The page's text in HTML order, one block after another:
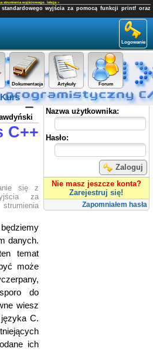
strumienia wyjściowego, lekcja»
standardowego wyjścia za pomocą funkcji printf oraz
Logowanie
Dokumentacja Artykuły Forum
Panel użytkownika
Nazwa użytkownika:
Hasło:
Zaloguj
Nie masz jeszcze konta?
Zarejestruj się!
Zapomniałem hasła
Kurs
C++
się z
za
danych.
temat
może
do
wiesz
C.
ich